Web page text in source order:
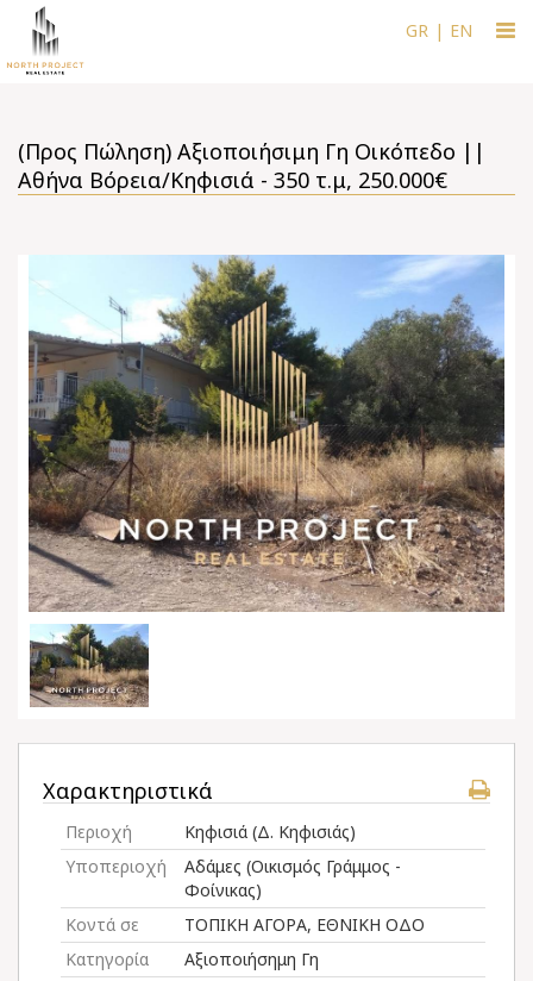
GR | EN
(Προς Πώληση) Αξιοποιήσιμη Γη Οικόπεδο ||
Αθήνα Βόρεια/Κηφισιά - 350 τ.μ, 250.000€
Χαρακτηριστικά
Περιοχή
Κηφισιά (Δ. Κηφισιάς)
Υποπεριοχή
Αδάμες (Οικισμός Γράμμος -
Φοίνικας)
Κοντά σε
ΤΟΠΙΚΗ ΑΓΟΡΑ, ΕΘΝΙΚΗ ΟΔΟ
Κατηγορία
Αξιοποιήσημη Γη